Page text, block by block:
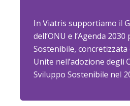
In Viatris supportiamo il
dell’ONU e l’Agenda
Sostenibile,
Unite nell’adozione degli
Sviluppo Sostenibile nel